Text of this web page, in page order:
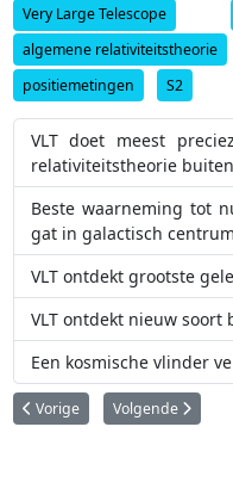
Very Large Telescope
algemene relativiteitstheorie
positiemetingen
S2
VLT doet meest
relativiteitstheorie
Beste waarneming tot
gat in galactisch
VLT ontdekt grootste
VLT ontdekt nieuw
Een kosmische vlinder
Vorig artikel: Superzware
Vorige Volgende
Volgende